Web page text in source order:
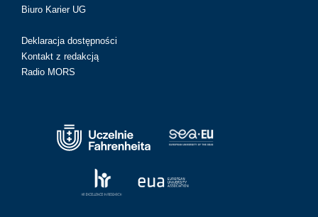
Biuro Karier UG
Deklaracja dostępności
Kontakt z redakcją
Radio MORS